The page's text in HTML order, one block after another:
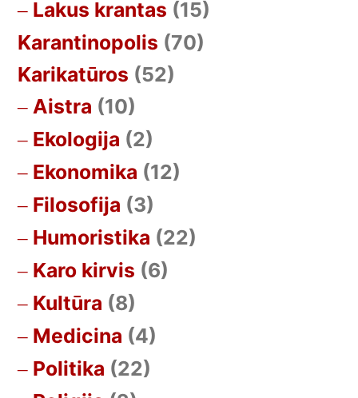
Lakus krantas (15)
Karantinopolis (70)
Karikatūros (52)
Aistra (10)
Ekologija (2)
Ekonomika (12)
Filosofija (3)
Humoristika (22)
Karo kirvis (6)
Kultūra (8)
Medicina (4)
Politika (22)